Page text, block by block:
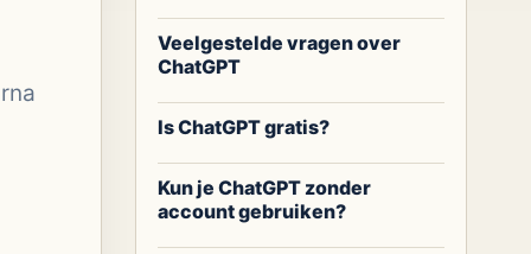
Veelgestelde vragen over
ChatGPT
Is ChatGPT gratis?
Kun je ChatGPT zonder
account gebruiken?